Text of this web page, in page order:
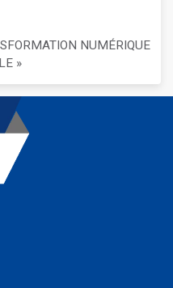
NUMÉRIQUE
»